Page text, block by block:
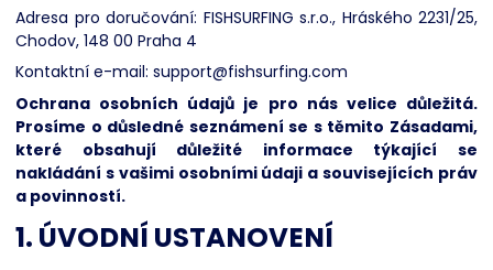
Adresa pro doručování: FISHSURFING s.r.o., Hráského 2231/25,
Chodov, 148 00 Praha 4
Kontaktní e-mail: support@fishsurfing.com
Ochrana osobních údajů je pro nás velice důležitá.
Prosíme o důsledné seznámení se s těmito Zásadami,
které obsahují důležité informace týkající se
nakládání s vašimi osobními údaji a souvisejících práv
a povinností.
1. ÚVODNÍ USTANOVENÍ